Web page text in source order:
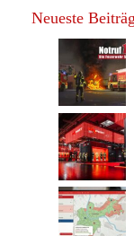
Neueste